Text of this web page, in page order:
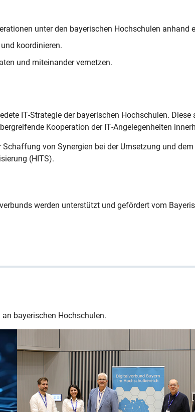
unter den bayerischen Hochschulen
koordinieren.
und miteinander vernetzen.
IT-Strategie der bayerischen Hochschulen.
Kooperation der IT-Angelegenheiten
von Synergien bei der Umsetzung und
(HITS).
werden unterstützt und gefördert vom
bayerischen Hochschulen.